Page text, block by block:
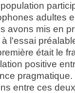
adultes
avons mis en
l'essai
était le
positive
entre ces